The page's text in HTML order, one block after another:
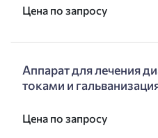
Цена по запросу
Аппарат для лечения
токами и
Цена по запросу